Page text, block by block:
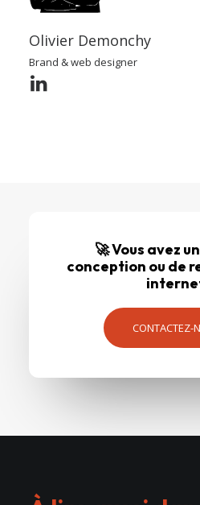
Olivier Demonchy
Brand & web designer
🚀 Vous avez
conception ou de
CONTACTEZ-